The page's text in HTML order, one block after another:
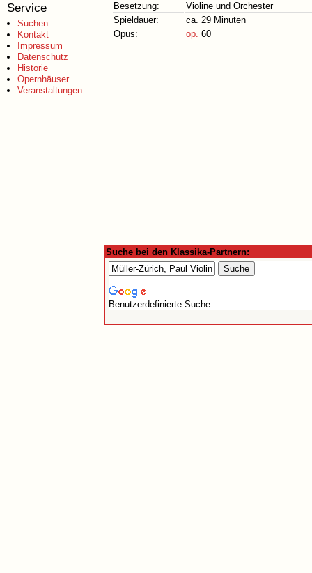
Service
Suchen
Kontakt
Impressum
Datenschutz
Historie
Opernhäuser
Veranstaltungen
Besetzung:
Violine und Orchester
Spieldauer:
ca. 29 Minuten
Opus:
op. 60
Suche bei den Klassika-Partnern:
Benutzerdefinierte Suche